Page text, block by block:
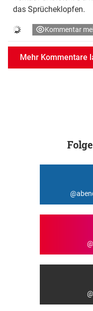
das Sprücheklopfen.
Kommentar
Mehr Kommentare